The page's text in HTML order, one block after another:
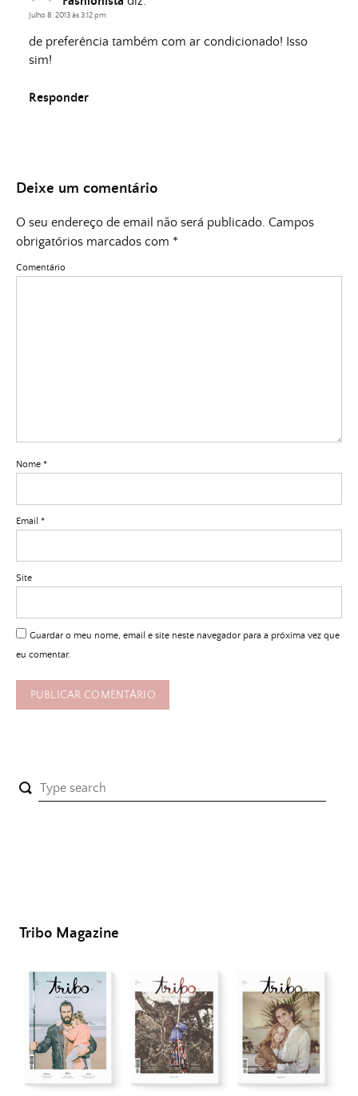
Julho 8, 2013 às 3:12 pm
de preferência também com ar condicionado! Isso
sim!
Responder
Deixe um comentário
O seu endereço de email não será publicado. Campos
obrigatórios marcados com *
Comentário
Nome *
Email *
Site
Guardar o meu nome, email e site neste navegador para a próxima vez que
eu comentar.
Tribo Magazine